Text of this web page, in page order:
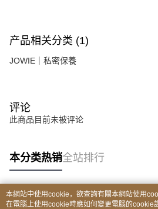
产品相关分类 (1)
JOWIE｜私密保養
评论
此商品目前未被评论
本分类热销全站排行
热门标签
本網站中使用cookie，欲查詢有關本網站使用
在電腦上使用cookie時應如何變更電腦的cookie